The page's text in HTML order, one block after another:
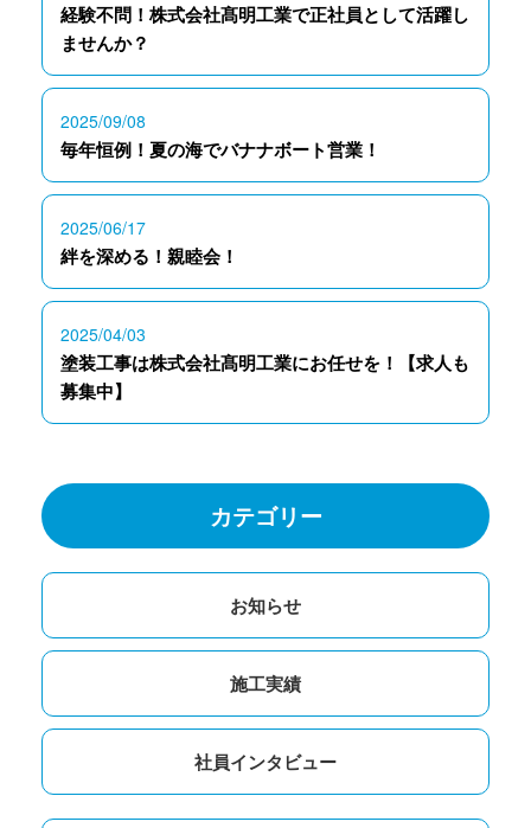
経験不問！株式会社髙明工業で正社員として活躍し
ませんか？
2025/09/08
毎年恒例！夏の海でバナナボート営業！
2025/06/17
絆を深める！親睦会！
2025/04/03
塗装工事は株式会社髙明工業にお任せを！【求人も
募集中】
カテゴリー
お知らせ
施工実績
社員インタビュー